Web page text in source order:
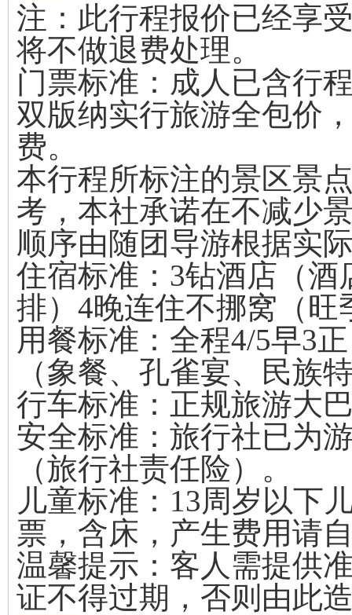
注：此行程报价已经享
将不做退费处理。
门票标准：成人已含行
双版纳实行旅游全包价
费。
本行程所标注的景区景
考，本社承诺在不减少
顺序由随团导游根据实
住宿标准：3钻酒店（
排）4晚连住不挪窝（
用餐标准：全程4/5早3
（象餐、孔雀宴、民族
行车标准：正规旅游大
安全标准：旅行社已为
（旅行社责任险）。
儿童标准：13周岁以下
票，含床，产生费用请
温馨提示：客人需提供
证不得过期，否则由此